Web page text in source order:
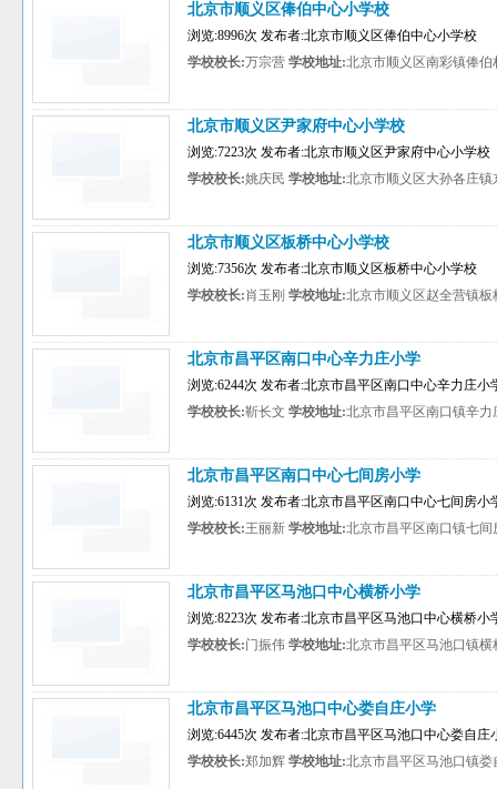
北京市顺义区俸伯中心小学校
浏览:8996次 发布者:北京市顺义区俸伯中心小学校
学校校长:万宗营 学校地址:北京市顺义区南彩镇俸伯
北京市顺义区尹家府中心小学校
浏览:7223次 发布者:北京市顺义区尹家府中心小学校
学校校长:姚庆民 学校地址:北京市顺义区大孙各庄镇
北京市顺义区板桥中心小学校
浏览:7356次 发布者:北京市顺义区板桥中心小学校
学校校长:肖玉刚 学校地址:北京市顺义区赵全营镇板
北京市昌平区南口中心辛力庄小学
浏览:6244次 发布者:北京市昌平区南口中心辛力庄小
学校校长:靳长文 学校地址:北京市昌平区南口镇辛力
北京市昌平区南口中心七间房小学
浏览:6131次 发布者:北京市昌平区南口中心七间房小
学校校长:王丽新 学校地址:北京市昌平区南口镇七间
北京市昌平区马池口中心横桥小学
浏览:8223次 发布者:北京市昌平区马池口中心横桥小
学校校长:门振伟 学校地址:北京市昌平区马池口镇横
北京市昌平区马池口中心娄自庄小学
浏览:6445次 发布者:北京市昌平区马池口中心娄自庄
学校校长:郑加辉 学校地址:北京市昌平区马池口镇娄